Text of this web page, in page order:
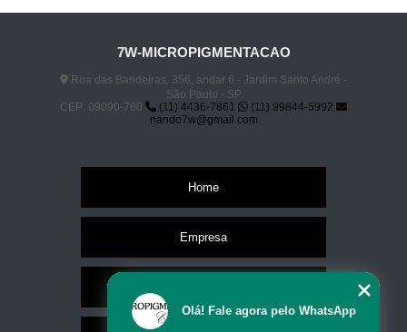
7W-MICROPIGMENTACAO
Rua das Bandeiras, 356, andar 6 - Jardim Santo André -
São Paulo - SP
CEP: 09090-780
(11) 4436-7861
(11) 99844-5992
nando7w@gmail.com
Home
Empresa
Olá! Fale agora pelo WhatsApp